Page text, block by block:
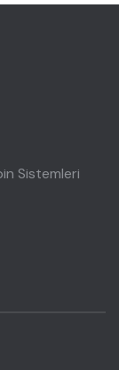
Sistemleri